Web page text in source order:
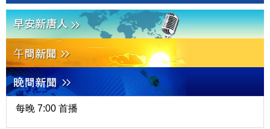
每晚 7:00 首播